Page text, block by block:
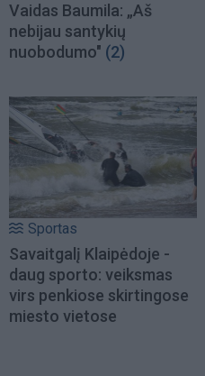
Vaidas Baumila: „Aš
nebijau santykių
nuobodumo" (2)
Sportas
Savaitgalį Klaipėdoje -
daug sporto: veiksmas
virs penkiose skirtingose
miesto vietose